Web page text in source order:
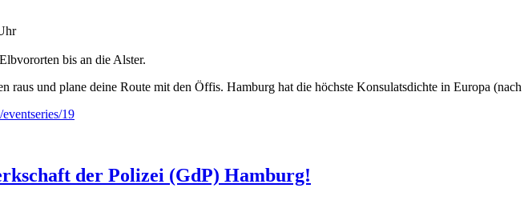
bis an die Alster.
raus und plane deine Route mit den Öffis. Hamburg hat die höchste Konsulatsdichte in Europa
19
der Polizei (GdP) Hamburg!